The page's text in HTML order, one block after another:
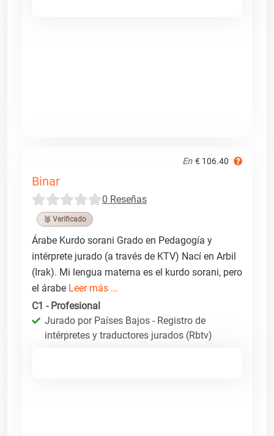
En € 106.40
Binar
0 Reseñas
🥉 Verificado
Árabe Kurdo sorani Grado en Pedagogía y
intérprete jurado (a través de KTV) Nací en Arbil
(Irak). Mi lengua materna es el kurdo sorani, pero
el árabe Leer más ...
C1 - Profesional
Jurado por Países Bajos - Registro de
intérpretes y traductores jurados (Rbtv)